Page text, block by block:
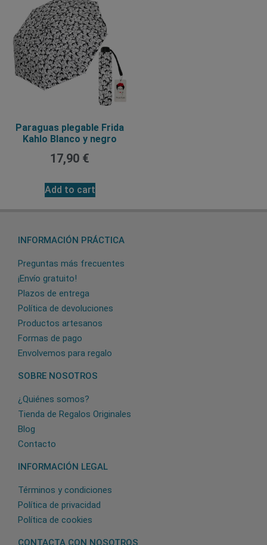
Paraguas plegable Frida
Kahlo Blanco y negro
17,90 €
Add to cart
INFORMACIÓN PRÁCTICA
Preguntas más frecuentes
¡Envío gratuito!
Plazos de entrega
Política de devoluciones
Productos artesanos
Formas de pago
Envolvemos para regalo
SOBRE NOSOTROS
¿Quiénes somos?
Tienda de Regalos Originales
Blog
Contacto
INFORMACIÓN LEGAL
Términos y condiciones
Política de privacidad
Política de cookies
CONTACTA CON NOSOTROS